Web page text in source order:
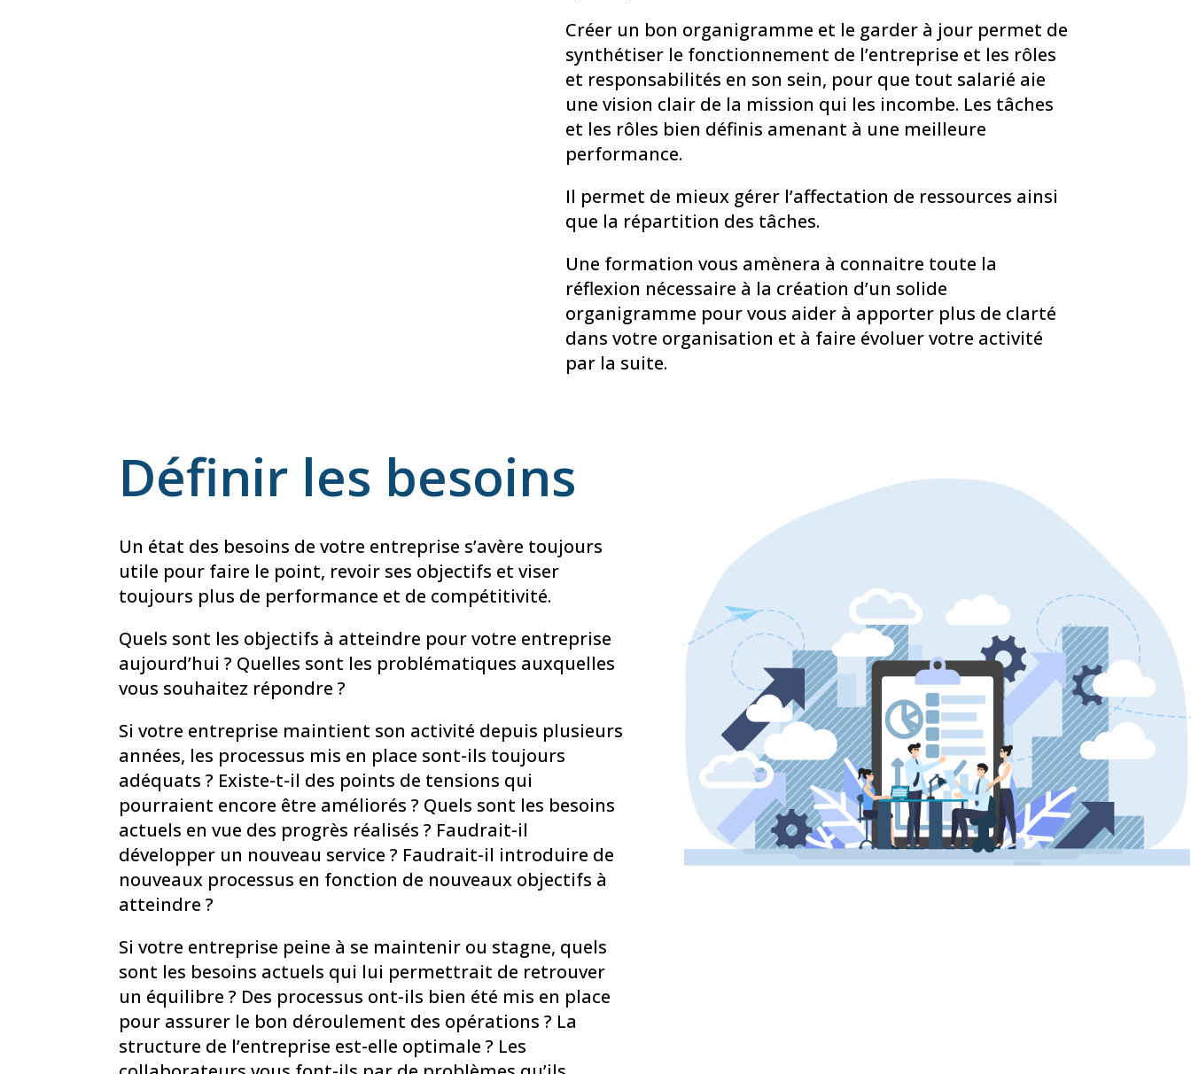
Créer un bon organigramme et le garder à jour permet de
synthétiser le fonctionnement de l’entreprise et les rôles
et responsabilités en son sein, pour que tout salarié aie
une vision clair de la mission qui les incombe. Les tâches
et les rôles bien définis amenant à une meilleure
performance.
Il permet de mieux gérer l’affectation de ressources ainsi
que la répartition des tâches.
Une formation vous amènera à connaitre toute la
réflexion nécessaire à la création d’un solide
organigramme pour vous aider à apporter plus de clarté
dans votre organisation et à faire évoluer votre activité
par la suite.
Définir les besoins
Un état des besoins de votre entreprise s’avère toujours
utile pour faire le point, revoir ses objectifs et viser
toujours plus de performance et de compétitivité.
Quels sont les objectifs à atteindre pour votre entreprise
aujourd’hui ? Quelles sont les problématiques auxquelles
vous souhaitez répondre ?
Si votre entreprise maintient son activité depuis plusieurs
années, les processus mis en place sont-ils toujours
adéquats ? Existe-t-il des points de tensions qui
pourraient encore être améliorés ? Quels sont les besoins
actuels en vue des progrès réalisés ? Faudrait-il
développer un nouveau service ? Faudrait-il introduire de
nouveaux processus en fonction de nouveaux objectifs à
atteindre ?
Si votre entreprise peine à se maintenir ou stagne, quels
sont les besoins actuels qui lui permettrait de retrouver
un équilibre ? Des processus ont-ils bien été mis en place
pour assurer le bon déroulement des opérations ? La
structure de l’entreprise est-elle optimale ? Les